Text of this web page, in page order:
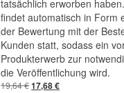
tatsächlich erworben
findet automatisch in Form
der Bewertung mit der
Kunden statt, sodass ein
Produkterwerb zur
die Veröffentlichung wird.
19,64€Ursprünglicher
17,68€Aktueller